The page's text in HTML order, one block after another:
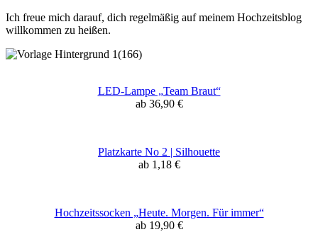
Ich freue mich darauf, dich regelmäßig auf meinem Hochzeitsblog
willkommen zu heißen.
LED-Lampe „Team Braut“
ab 36,90 €
Platzkarte No 2 | Silhouette
ab 1,18 €
Hochzeitssocken „Heute. Morgen. Für immer“
ab 19,90 €